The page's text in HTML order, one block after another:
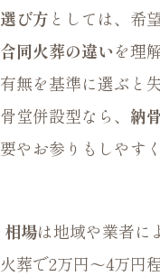
び方 としては、希
同火葬の違いを理
無を基準に選ぶと
堂併設型なら、 納
やお参りもしやす
相場は地域や業者に
葬で2万円～4万円